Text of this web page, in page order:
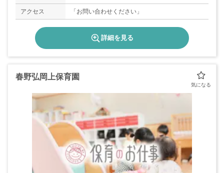
アクセス 「お問い合わせください」
詳細を見る
春野弘岡上保育園